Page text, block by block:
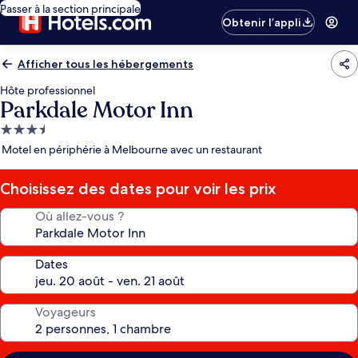
Passer à la section principale
Obtenir l’appli
Afficher tous les hébergements
Hôte professionnel
Parkdale Motor Inn
Hébergement
3.5 étoiles
Motel en périphérie à Melbourne avec un restaurant
Choisissez des dates pour voir les prix
Où allez-vous ?
Dates
Voyageurs